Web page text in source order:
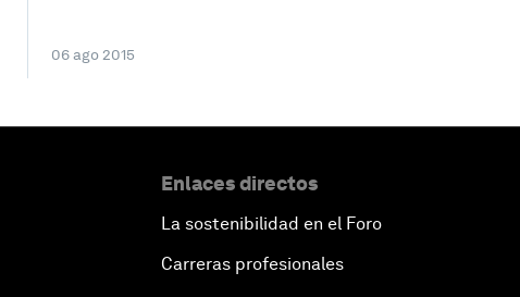
06 ago 2015
Enlaces directos
La sostenibilidad en el Foro
Carreras profesionales